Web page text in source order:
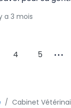
a 3 mois
4 5
Cabinet